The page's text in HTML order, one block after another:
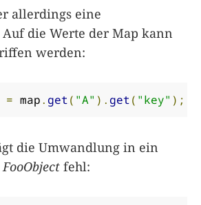
allerdings eine
Auf die Werte der Map kann
werden:
= map. get( "A" ). get( "key" );
die Umwandlung in ein
FooObject fehl: